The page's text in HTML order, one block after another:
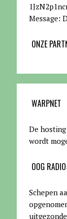
Message:
ONZE
WARPNET
De
wordt
OOG RADIO
Schepen